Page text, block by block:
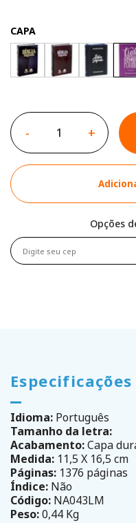
CAPA
- +
Opções
Especificações
Idioma: Português
Tamanho da letra:
Acabamento:Capa
Medida: 11,5 X 16,5 cm
Páginas: 1376 páginas
Índice: Não
Código: NA043LM
Peso:0,44 Kg